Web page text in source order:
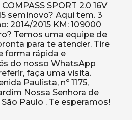
SPORT 2.0 16V
seminovo? Aqui tem. 3
2014/2015 KM: 109000
Temos uma equipe de
para te atender. Tire
forma rápida e
do nosso WhatsApp
faça uma visita.
Paulista, nº 1175,
Nossa Senhora de